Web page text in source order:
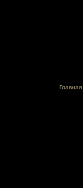
Главная